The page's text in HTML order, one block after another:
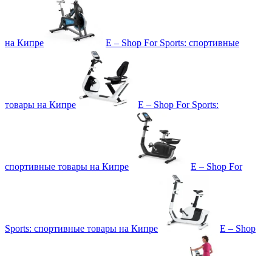
на Кипре E – Shop For Sports: спортивные
товары на Кипре E – Shop For Sports:
спортивные товары на Кипре E – Shop For
Sports: спортивные товары на Кипре E – Shop